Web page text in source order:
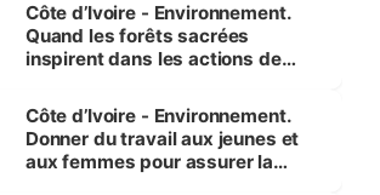
Côte d’Ivoire - Environnement.
Quand les forêts sacrées
inspirent dans les actions de
Côte d’Ivoire - Environnement.
Donner du travail aux jeunes et
aux femmes pour assurer la